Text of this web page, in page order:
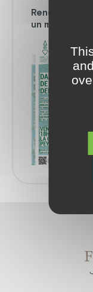
Rendez-
un moment